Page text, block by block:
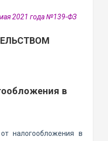
2021 года №139-ФЗ
в
налогообложения в